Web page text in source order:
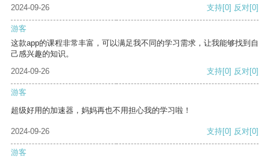
2024-09-26
支持[0] 反对[0]
游客
这款app的课程非常丰富，可以满足我不同的学习需求，让我能够找到自
己感兴趣的知识。
2024-09-26
支持[0] 反对[0]
游客
超级好用的加速器，妈妈再也不用担心我的学习啦！
2024-09-26 支持[0] 反对[0]
游客